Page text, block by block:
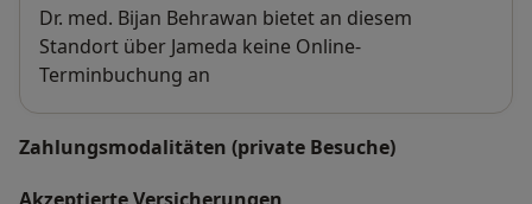
Verfügbarkeit
Dr. med. Bijan Behrawan bietet an diesem
Standort über Jameda keine Online-
Terminbuchung an
Zahlungsmodalitäten (private Besuche)